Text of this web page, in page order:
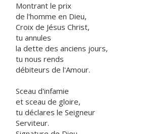
Montrant le prix
de l'homme en Dieu,
Croix de Jésus Christ,
tu annules
la dette des anciens jours,
tu nous rends
débiteurs de l'Amour.
Sceau d'infamie
et sceau de gloire,
tu déclares le Seigneur
Serviteur.